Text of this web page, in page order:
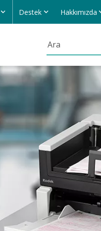
Destek Hakkımızda